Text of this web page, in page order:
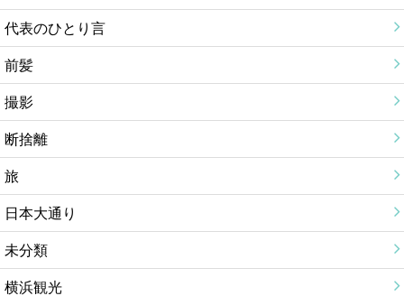
代表のひとり言
前髪
撮影
断捨離
旅
日本大通り
未分類
横浜観光